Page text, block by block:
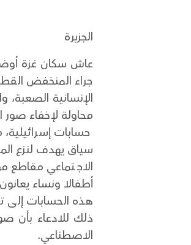
الجزيرة
عاش سكان غزة
جراء المنخفض
الإنسانية الصعبة،
محاولة لإخفاء
حسابات
سياق يهدف لنزع
الاجتماعي مقاطع
أطفالا ونساء
هذه الحسابات
ذلك للادعاء بأن
الاصطناعي.